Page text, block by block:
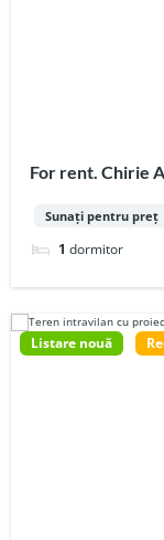
For rent. Chirie
Sunați pentru preț
1 dormitor
Listare nouă